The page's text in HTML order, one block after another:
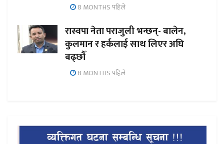
8 MONTHS पहिले
रास्वपा नेता पराजुली भन्छन्- बालेन,
कुलमान र हर्कलाई साथ लिएर अघि
बढ्छौँ
8 MONTHS पहिले